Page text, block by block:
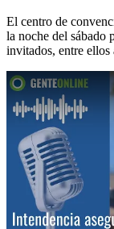
El centro de
la noche del sábado
invitados, entre ellos